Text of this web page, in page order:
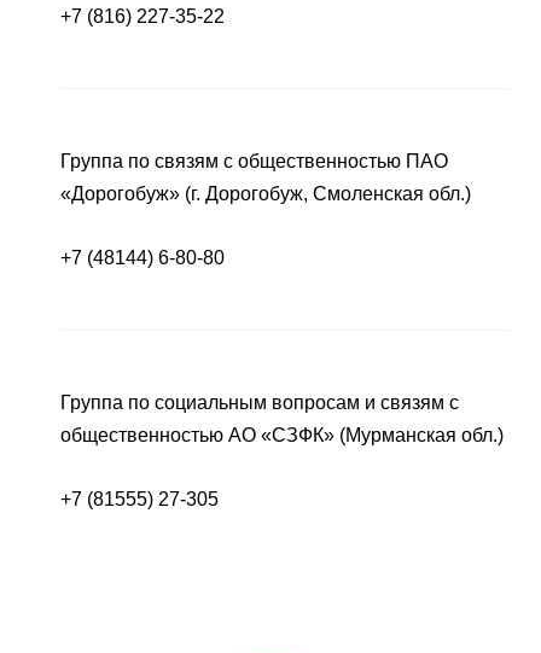
+7 (816) 227-35-22
Группа по связям с общественностью ПАО
«Дорогобуж» (г. Дорогобуж, Смоленская обл.)
+7 (48144) 6-80-80
Группа по социальным вопросам и связям с
общественностью АО «СЗФК» (Мурманская обл.)
+7 (81555) 27-305